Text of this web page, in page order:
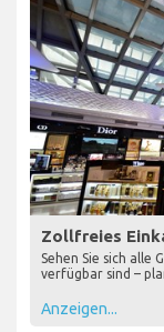
Zollfreies
Sehen Sie sich alle
verfügbar sind –
Anzeigen...